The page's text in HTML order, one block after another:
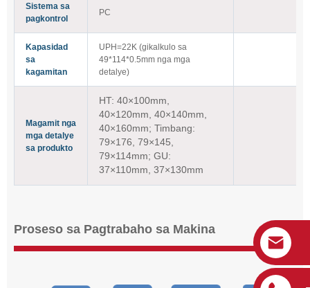
Sistema sa
pagkontrol
PC
Kapasidad
sa
kagamitan
UPH=22K (gikalkulo sa
49*114*0.5mm nga mga
detalye)
Magamit nga
mga detalye
sa produkto
HT: 40×100mm,
40×120mm, 40×140mm,
40×160mm; Timbang:
79×176, 79×145,
79×114mm; GU:
37×110mm, 37×130mm
Proseso sa Pagtrabaho sa Makina